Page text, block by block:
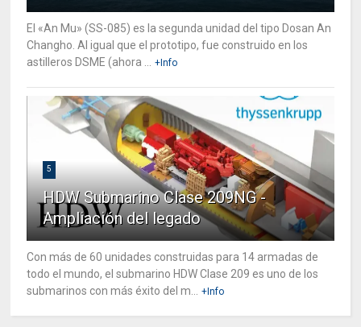
El «An Mu» (SS-085) es la segunda unidad del tipo Dosan An
Changho. Al igual que el prototipo, fue construido en los
astilleros DSME (ahora ...
+Info
5
HDW Submarino Clase 209NG -
Ampliación del legado
Con más de 60 unidades construidas para 14 armadas de
todo el mundo, el submarino HDW Clase 209 es uno de los
submarinos con más éxito del m...
+Info